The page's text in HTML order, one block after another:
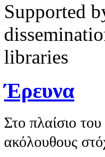
Supported
libraries
Έρευνα
Στο πλαίσιο
ακόλουθους